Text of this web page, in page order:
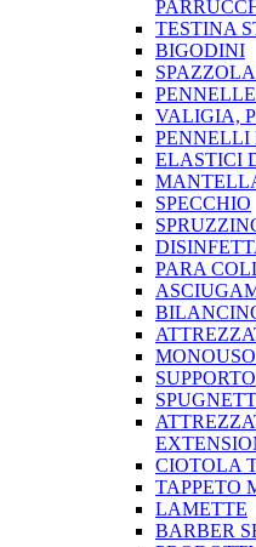
TESTINA
BIGODINI
VALIGIA,
PENNELLI
ELASTICI
SPECCHIO
PARA
SUPPORTO
CIOTOLA
TAPPETO
LAMETTE
BARBER